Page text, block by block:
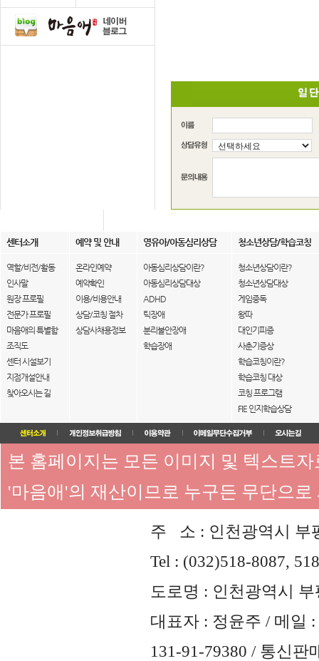
센터소개 예약 및 안내 영유아/아동심리상담 청소년상담/학습코칭
역할/비전/활동
인사말
원장 프로필
전문가 프로필
마음애의 특별함
조직도
센터 시설보기
지점개설안내
찾아오시는 길
온라인예약
예약확인
이용/비용안내
상담/코칭 절차
상담사채용정보
아동심리상담이란?
아동심리상담대상
ADHD
틱장애
분리불안장애
학습장애
청소년상담이란?
청소년상담대상
게임중독
왕따
대인기피증
사춘기증상
학습코칭이란?
학습코칭 대상
코칭 프로그램
FIE 인지학습상담
본 홈페이지는 모든 이미지 및 텍스트
'마음애'의 재산이므로 누구든 무단으
주 소 : 인천광역시 부
Tel : (032)518-8087,
도로명 : 인천광역시
대표자 : 정윤주 / 메일 :
131-91-79380 / 통신판